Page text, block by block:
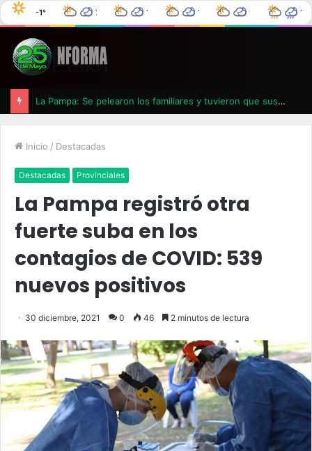
-1°C 25 de Mayo 7°C 0°C 0% 11°C 4°C 0% 12°C 6°C 0% 16°C 7°C 0%
La Pampa: Se pelearon los familiares y tuvieron que suspender un velatorio
Inicio / Destacadas
Destacadas Provinciales
La Pampa registró otra
fuerte suba en los
contagios de COVID: 539
nuevos positivos
30 diciembre, 2021 0 46 2 minutos de lectura